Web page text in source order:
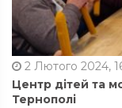
2 Лютого 2024,
Центр дітей та
Тернополі